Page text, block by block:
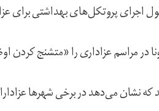
اجرای پروتکل‌های بهداشتی برای
در مراسم عزاداری‌ را «متشنج کردن
که نشان می‌دهد در برخی شهرها